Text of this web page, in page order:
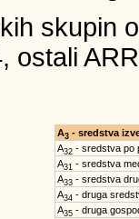
skupin
ostali
A3- sredstva
A32- sredstva po
A31 - sredstva
A33- sredstva
A34 - druga
A35- druga